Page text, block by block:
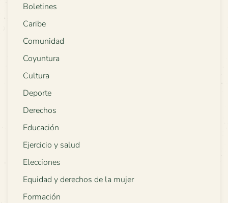
Boletines
Caribe
Comunidad
Coyuntura
Cultura
Deporte
Derechos
Educación
Ejercicio y salud
Elecciones
Equidad y derechos de la mujer
Formación